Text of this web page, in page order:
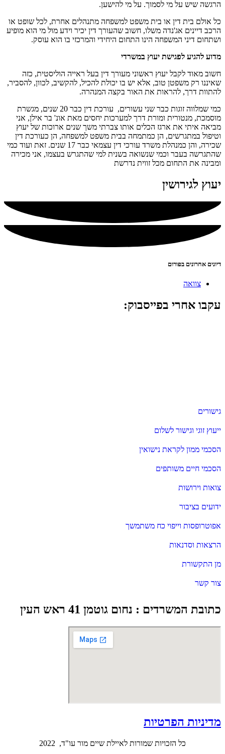
הרגשה שיש על מי לסמוך. על מי להישען.
כל אולם בית דין או בית משפט למשפחה מתנהלים אחרת, לכל שופט או
הרכב דיינים אג'נדה משלו, חשוב שהעורך דין יכיר וידע מול מי הוא מופיע
ושתחום דיני המשפחה הינו התחום היחידי והמרכזי בו הוא עוסק.
מדוע להגיע לפגישת יעוץ במשרדי
חשוב מאוד לקבל יעוץ ראשוני מעורך דין בעל ראייה הוליסטית, כזה
שאיננו רק משפטן טוב, אלא יש בו יכולת להכיל, להקשיב, לכוון, להסביר,
להתוות דרך, להראות את האור בקצה המנהרה.
כמי שמלווה זוגות כבר שני עשורים, עורכת דין כבר 20 שנים, מגשרת
מוסמכת, מנטורית ומורת דרך למערכות יחסים מאת אונ' בר אילן, אני
מביאה איתי את ארגז הכלים אותו צברתי משך שנים ארוכות של יעוץ
וטיפול במתגרשים, הן כמתמחה בבית משפט למשפחה, הן כעורכת דין
שכירה, והן כמנהלת משרד עורכי דין עצמאי כבר 17 שנים. זאת ועוד כמי
שהתגרשה בעבר וכמי שנשואה בשנית למי שהתגרש בעצמו, אני מכירה
ומבינה את התחום מכל זווית נדרשת
יעוץ לגירושין
דיונים אחרונים בפורום
צוואה
עקבו אחרי בפייסבוק:
גישורים
ייעוץ זוגי וגישור לשלום
הסכמי ממון לקראת נישואין
הסכמי חיים משותפים
צואות וירושות
ידועים בציבור
אפוטרופסות וייפוי כח משתמשך
הרצאות וסדנאות
מן התקשורת
צור קשר
כתובת המשרדים : נחום גוטמן 41 ראש העין
מדיניות הפרטיות
כל הזכויות שמורות לאיילת שיים מור עו"ד, 2022